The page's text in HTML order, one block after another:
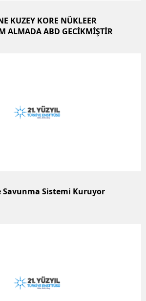
KUZEY KORE NÜKLEER
ALMADA ABD GECİKMİŞTİR
Savunma Sistemi Kuruyor